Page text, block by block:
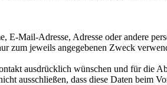
Mail-Adresse, Adresse oder andere
jeweils angegebenen Zweck
ausdrücklich wünschen und für die
ausschließen, dass diese Daten beim